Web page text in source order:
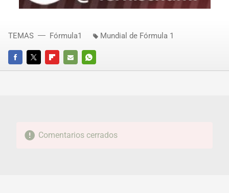
FACEBOOKTWITTERFLIPBOARD
E-
WHATSAPP
TEMAS Fórmula1 Mundial de Fórmula 1
Comentarios cerrados